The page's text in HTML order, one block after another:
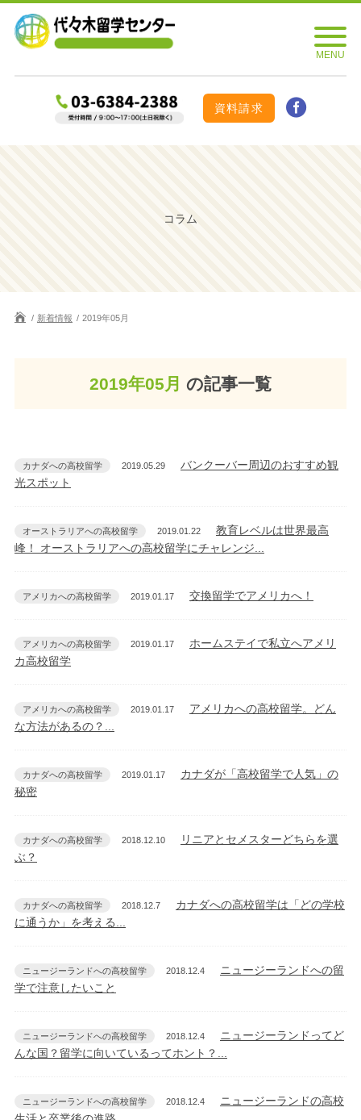
資料請求
コラム
新着情報 2019年05月
2019年05月 の記事一覧
カナダへの高校留学 2019.05.29
バンクーバー周辺のおすすめ観
光スポット
オーストラリアへの高校留学 2019.01.22
教育レベルは世界最高
峰！ オーストラリアへの高校留学にチャレンジ...
アメリカへの高校留学 2019.01.17 交換留学でアメリカへ！
アメリカへの高校留学 2019.01.17
ホームステイで私立へアメリ
カ高校留学
アメリカへの高校留学 2019.01.17
アメリカへの高校留学。どん
な方法があるの？...
カナダへの高校留学 2019.01.17
カナダが「高校留学で人気」の
秘密
カナダへの高校留学 2018.12.10
リニアとセメスターどちらを選
ぶ？
カナダへの高校留学 2018.12.7
カナダへの高校留学は「どの学校
に通うか」を考える...
ニュージーランドへの高校留学 2018.12.4
ニュージーランドへの留
学で注意したいこと
ニュージーランドへの高校留学 2018.12.4
ニュージーランドってど
んな国？留学に向いているってホント？...
ニュージーランドへの高校留学 2018.12.4
ニュージーランドの高校